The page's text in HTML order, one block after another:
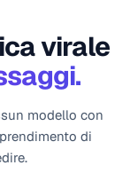
virale
modello con
di